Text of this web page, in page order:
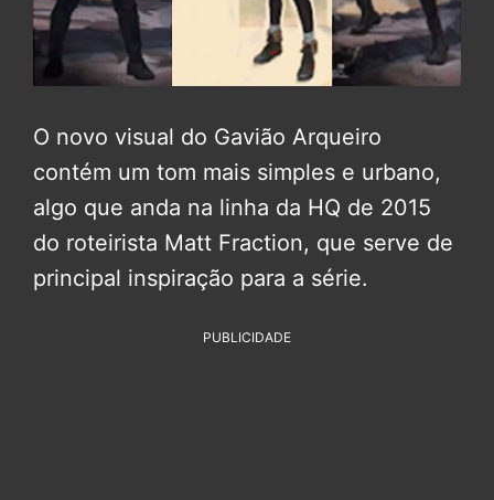
O novo visual do Gavião Arqueiro
contém um tom mais simples e urbano,
algo que anda na linha da HQ de 2015
do roteirista Matt Fraction, que serve de
principal inspiração para a série.
PUBLICIDADE